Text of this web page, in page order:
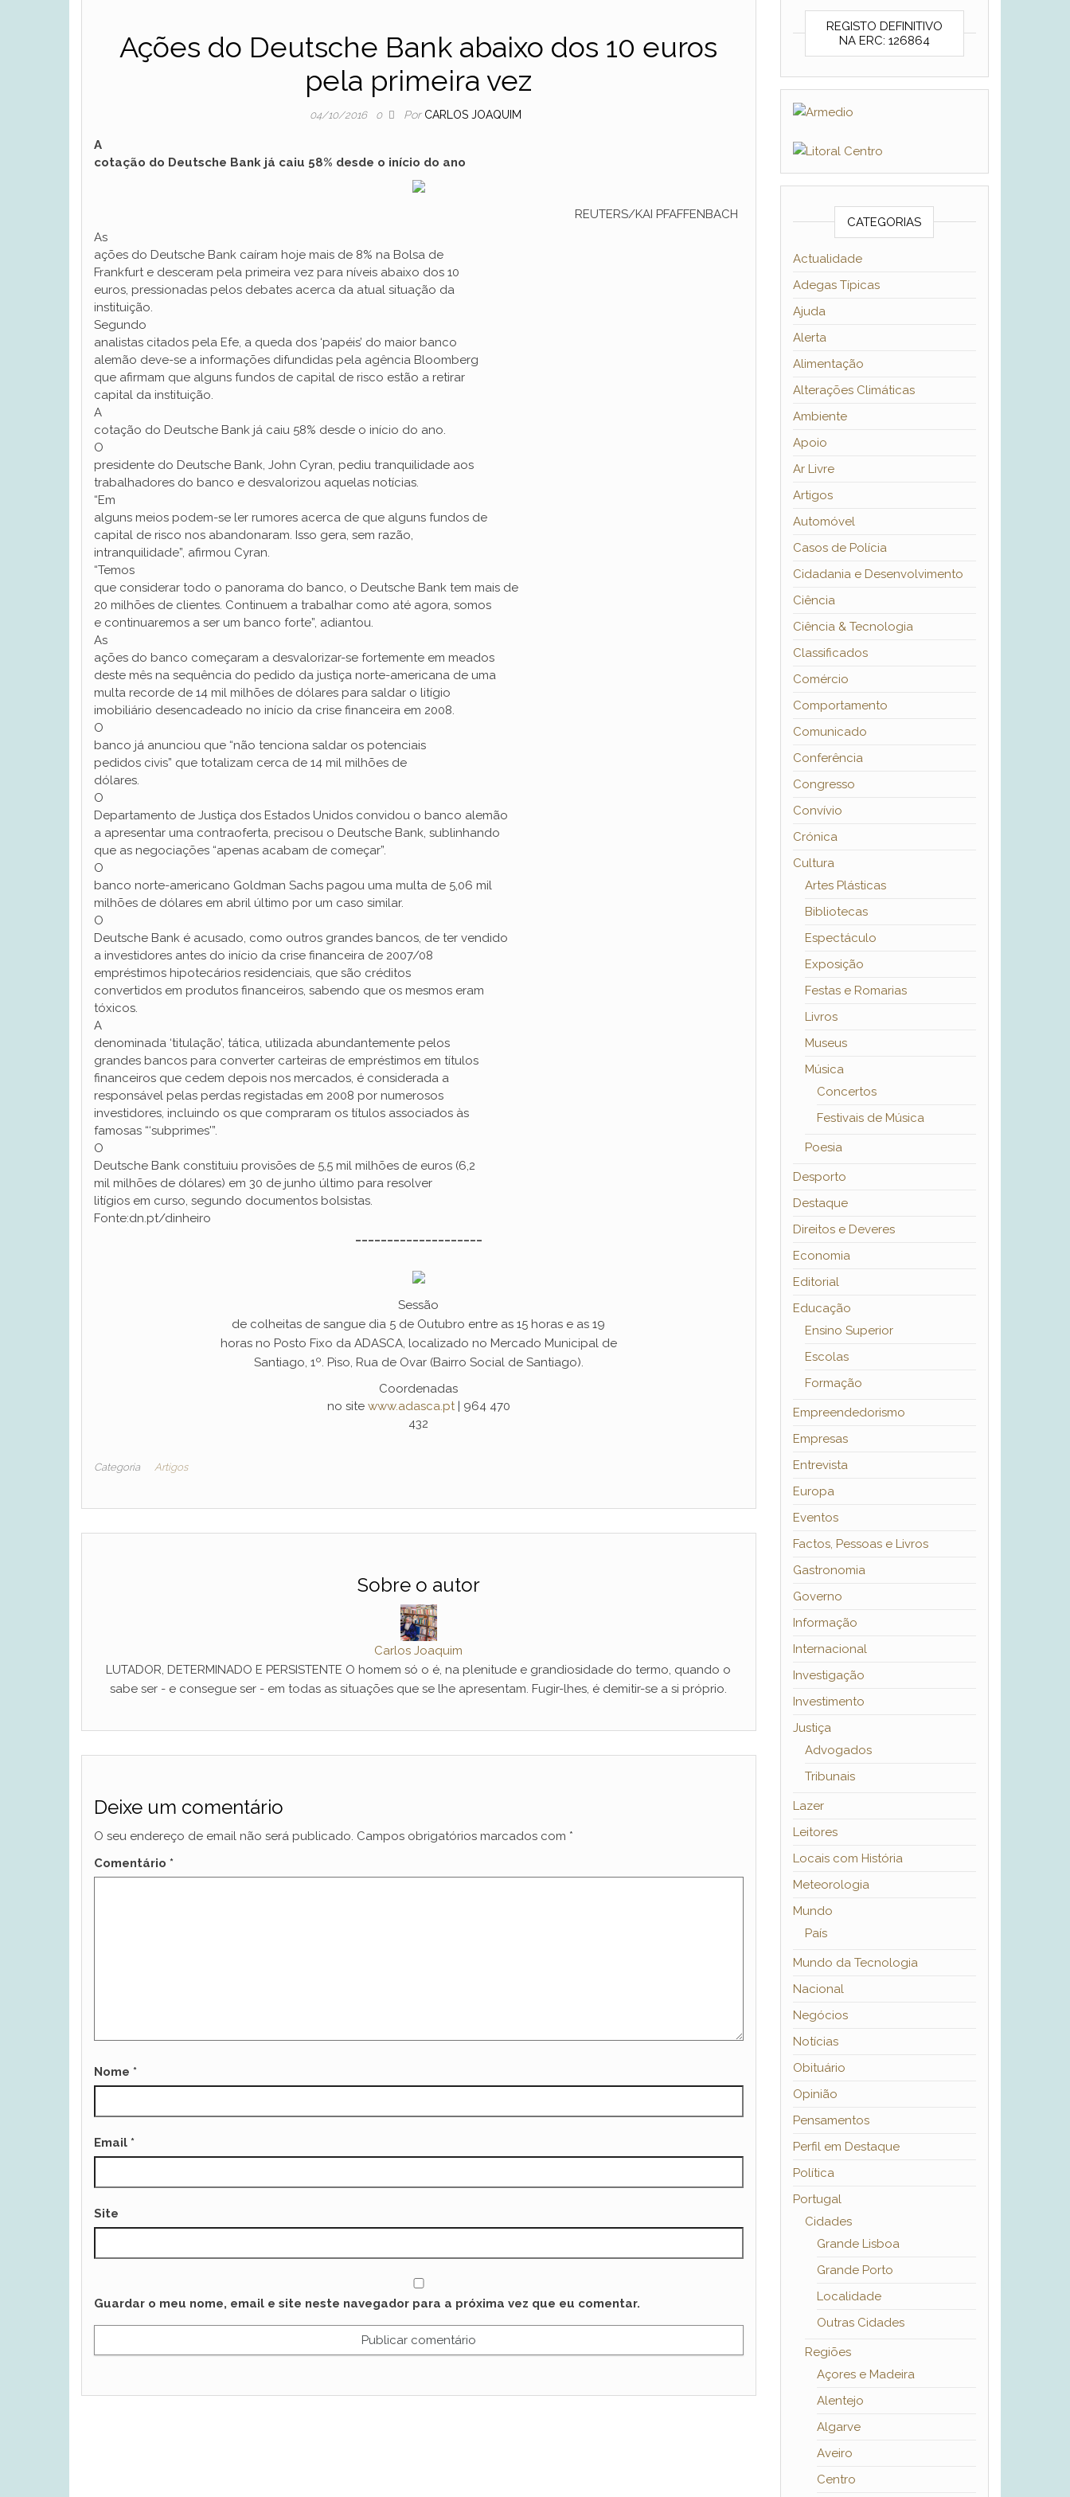
Ações do Deutsche Bank abaixo dos 10 euros
pela primeira vez
04/10/2016 0 Por CARLOS JOAQUIM
A
cotação do Deutsche Bank já caiu 58% desde o início do ano
REUTERS/KAI PFAFFENBACH
As
ações do Deutsche Bank caíram hoje mais de 8% na Bolsa de
Frankfurt e desceram pela primeira vez para níveis abaixo dos 10
euros, pressionadas pelos debates acerca da atual situação da
instituição.
Segundo
analistas citados pela Efe, a queda dos ‘papéis’ do maior banco
alemão deve-se a informações difundidas pela agência Bloomberg
que afirmam que alguns fundos de capital de risco estão a retirar
capital da instituição.
A
cotação do Deutsche Bank já caiu 58% desde o início do ano.
O
presidente do Deutsche Bank, John Cyran, pediu tranquilidade aos
trabalhadores do banco e desvalorizou aquelas notícias.
“Em
alguns meios podem-se ler rumores acerca de que alguns fundos de
capital de risco nos abandonaram. Isso gera, sem razão,
intranquilidade”, afirmou Cyran.
“Temos
que considerar todo o panorama do banco, o Deutsche Bank tem mais de
20 milhões de clientes. Continuem a trabalhar como até agora, somos
e continuaremos a ser um banco forte”, adiantou.
As
ações do banco começaram a desvalorizar-se fortemente em meados
deste mês na sequência do pedido da justiça norte-americana de uma
multa recorde de 14 mil milhões de dólares para saldar o litígio
imobiliário desencadeado no início da crise financeira em 2008.
O
banco já anunciou que “não tenciona saldar os potenciais
pedidos civis” que totalizam cerca de 14 mil milhões de
dólares.
O
Departamento de Justiça dos Estados Unidos convidou o banco alemão
a apresentar uma contraoferta, precisou o Deutsche Bank, sublinhando
que as negociações “apenas acabam de começar”.
O
banco norte-americano Goldman Sachs pagou uma multa de 5,06 mil
milhões de dólares em abril último por um caso similar.
O
Deutsche Bank é acusado, como outros grandes bancos, de ter vendido
a investidores antes do início da crise financeira de 2007/08
empréstimos hipotecários residenciais, que são créditos
convertidos em produtos financeiros, sabendo que os mesmos eram
tóxicos.
A
denominada ‘titulação’, tática, utilizada abundantemente pelos
grandes bancos para converter carteiras de empréstimos em títulos
financeiros que cedem depois nos mercados, é considerada a
responsável pelas perdas registadas em 2008 por numerosos
investidores, incluindo os que compraram os títulos associados às
famosas “‘subprimes'”.
O
Deutsche Bank constituiu provisões de 5,5 mil milhões de euros (6,2
mil milhões de dólares) em 30 de junho último para resolver
litígios em curso, segundo documentos bolsistas.
Fonte:dn.pt/dinheiro
Sessão
de colheitas de sangue dia 5 de Outubro entre as 15 horas e as 19
horas no Posto Fixo da ADASCA, localizado no Mercado Municipal de
Santiago, 1º. Piso, Rua de Ovar (Bairro Social de Santiago).
Coordenadas
no site www.adasca.pt| 964 470
432
Categoria Artigos
Sobre o autor
Carlos Joaquim
LUTADOR, DETERMINADO E PERSISTENTE O homem só o é, na plenitude e grandiosidade do termo, quando o
sabe ser - e consegue ser - em todas as situações que se lhe apresentam. Fugir-lhes, é demitir-se a si próprio.
Deixe um comentário
O seu endereço de email não será publicado. Campos obrigatórios marcados com *
Comentário *
Nome *
Email *
Site
Guardar o meu nome, email e site neste navegador para a próxima vez que eu comentar.
REGISTO DEFINITIVO
NA ERC: 126864
CATEGORIAS
Actualidade
Adegas Típicas
Ajuda
Alerta
Alimentação
Alterações Climáticas
Ambiente
Apoio
Ar Livre
Artigos
Automóvel
Casos de Polícia
Cidadania e Desenvolvimento
Ciência
Ciência & Tecnologia
Classificados
Comércio
Comportamento
Comunicado
Conferência
Congresso
Convívio
Crónica
Cultura
Artes Plásticas
Bibliotecas
Espectáculo
Exposição
Festas e Romarias
Livros
Museus
Música
Concertos
Festivais de Música
Poesia
Desporto
Destaque
Direitos e Deveres
Economia
Editorial
Educação
Ensino Superior
Escolas
Formação
Empreendedorismo
Empresas
Entrevista
Europa
Eventos
Factos, Pessoas e Livros
Gastronomia
Governo
Informação
Internacional
Investigação
Investimento
Justiça
Advogados
Tribunais
Lazer
Leitores
Locais com História
Meteorologia
Mundo
País
Mundo da Tecnologia
Nacional
Negócios
Notícias
Obituário
Opinião
Pensamentos
Perfil em Destaque
Política
Portugal
Cidades
Grande Lisboa
Grande Porto
Localidade
Outras Cidades
Regiões
Açores e Madeira
Alentejo
Algarve
Aveiro
Centro